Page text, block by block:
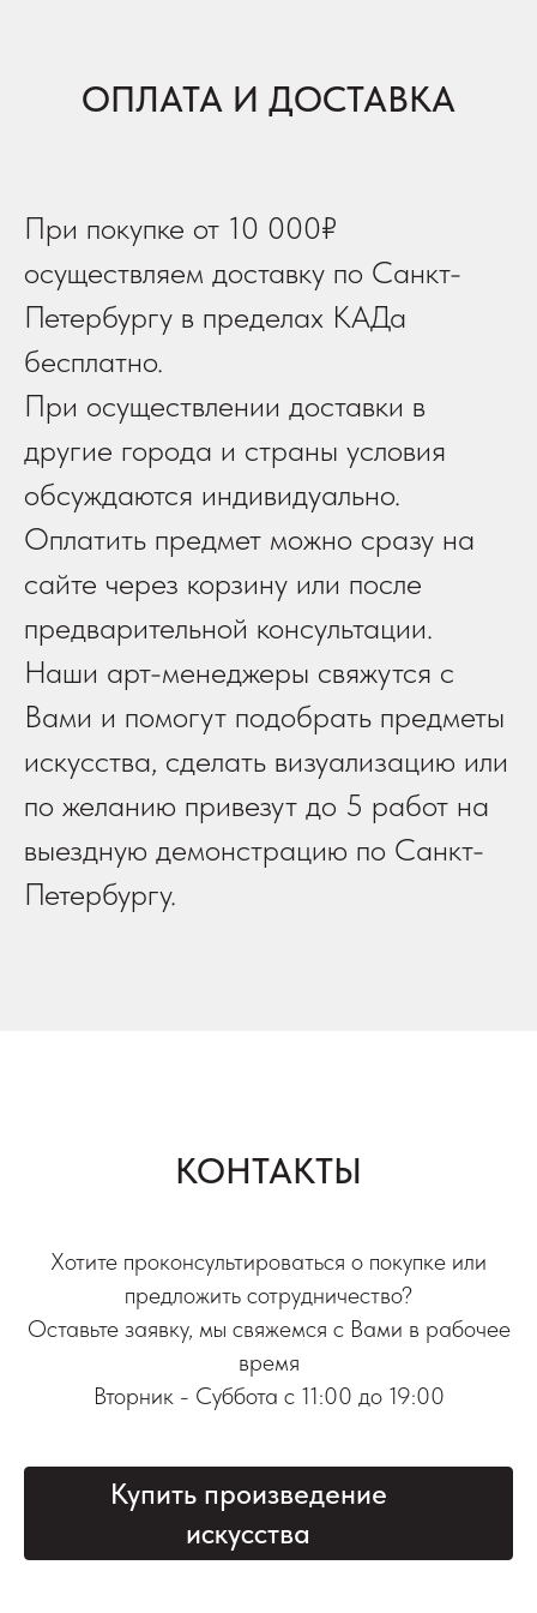
ОПЛАТА И ДОСТАВКА
При покупке от 10 000₽
осуществляем доставку по Санкт-
Петербургу в пределах КАДа
бесплатно.
При осуществлении доставки в
другие города и страны условия
обсуждаются индивидуально.
Оплатить предмет можно сразу на
сайте через корзину или после
предварительной консультации.
Наши арт-менеджеры свяжутся с
Вами и помогут подобрать предметы
искусства, сделать визуализацию или
по желанию привезут до 5 работ на
выездную демонстрацию по Санкт-
Петербургу.
КОНТАКТЫ
Хотите проконсультироваться о покупке или
предложить сотрудничество?
Оставьте заявку, мы свяжемся с Вами в рабочее
время
Вторник - Суббота с 11:00 до 19:00
Купить произведение
искусства